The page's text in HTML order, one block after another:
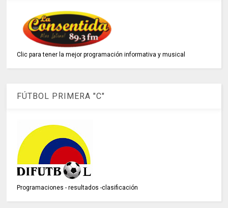
Clic para tener la mejor programación informativa y musical
FÚTBOL PRIMERA "C"
Programaciones - resultados -clasificación